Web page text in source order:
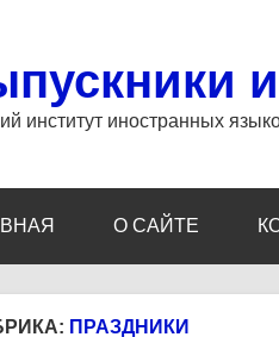
институт иностранных
О САЙТЕ
ПРАЗДНИКИ